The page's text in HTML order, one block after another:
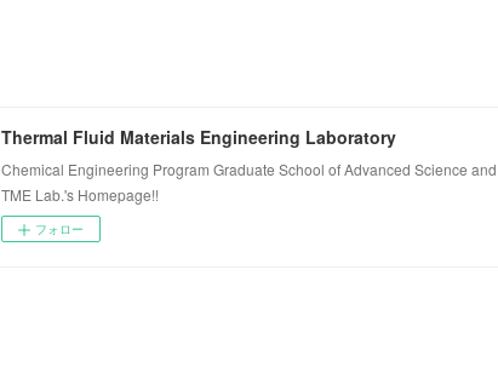
Thermal Fluid Materials Engineering Laboratory
Chemical Engineering Program Graduate School of Advanced Science
TME Lab.'s Homepage!!
フォロー